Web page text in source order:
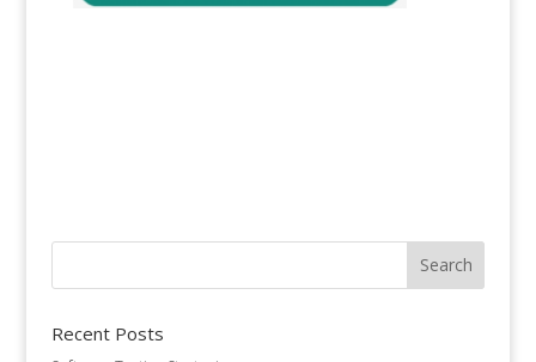
Recent Posts